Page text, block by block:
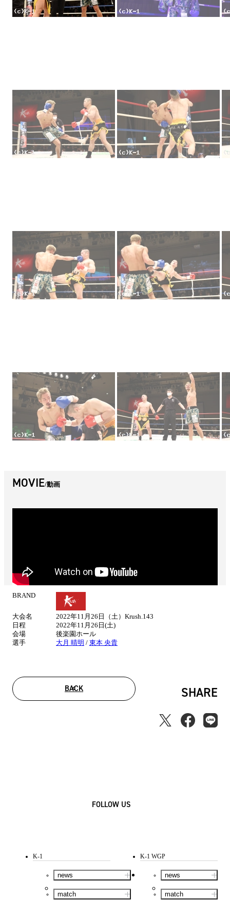
MOVIE 動画
BRAND
大会名
2022年11月26日（土）Krush.143
日程
2022年11月26日(土)
会場
後楽園ホール
選手
大月 晴明 / 東本 央貴
BACK SHARE
FOLLOW US
K-1
news
match
K-1 WGP
news
match